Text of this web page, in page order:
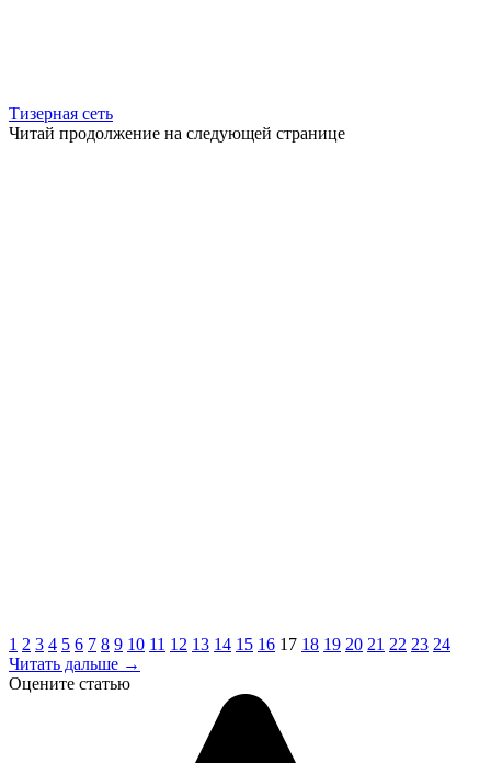
Тизерная сеть
Читай продолжение на следующей странице
1 2 3 4 5 6 7 8 9 10 11 12 13 14 15 16 17 18 19 20 21 22 23 24
Читать дальше →
Оцените статью